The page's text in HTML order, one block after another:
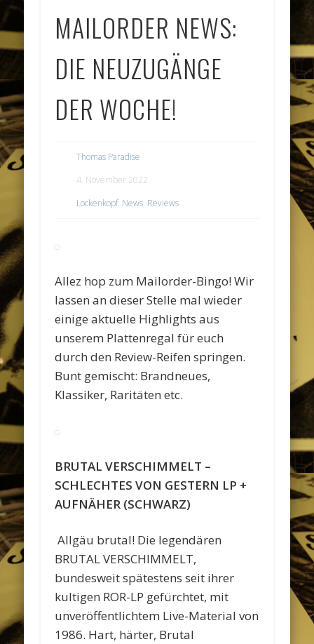
MAILORDER NEWS:
DIE NEUZUGÄNGE
DER WOCHE!
Thomas Paradise
4. November 2022
Lockenkopf, News, Reviews
Allez hop zum Mailorder-Bingo! Wir
lassen an dieser Stelle mal wieder
einige aktuelle Highlights aus
unserem Plattenregal für euch
durch den Review-Reifen springen.
Bunt gemischt: Brandneues,
Klassiker, Raritäten etc.
BRUTAL VERSCHIMMELT –
SCHLECHTES VON GESTERN LP +
AUFNÄHER (SCHWARZ)
Allgäu brutal! Die legendären
BRUTAL VERSCHIMMELT,
bundesweit spätestens seit ihrer
kultigen ROR-LP gefürchtet, mit
unveröffentlichtem Live-Material von
1986. Hart, härter, Brutal